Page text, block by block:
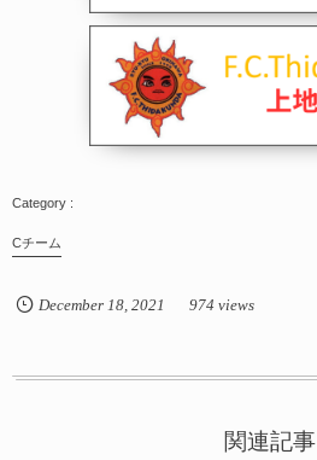
Cチーム
December 18, 2021 974 views
関連記事